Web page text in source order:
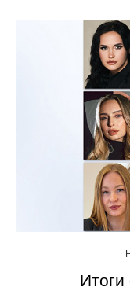
Итоги